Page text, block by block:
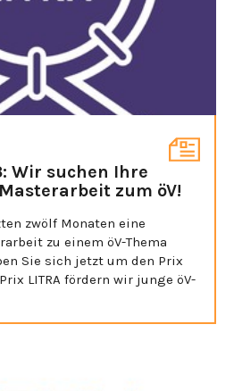
Wir suchen Ihre
zum öV!
zwölf Monaten eine
zu einem öV-Thema
Sie sich jetzt um den Prix
LITRA fördern wir junge öV-